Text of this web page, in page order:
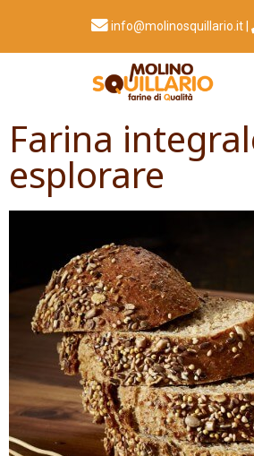
info@molinosquillario.it
Farina
esplorare